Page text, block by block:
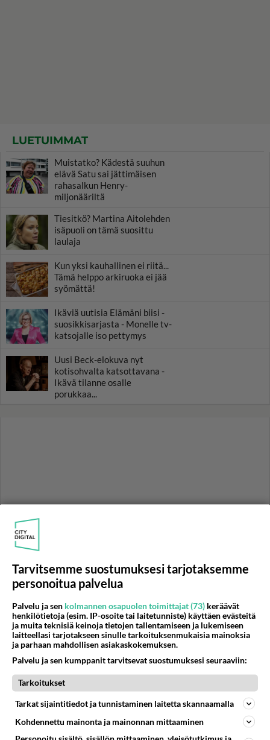
LUETUIMMAT
Muistatko? Kädestä suuhun
elävä Satu sai jättimäisen
rahasalkun Henry-
miljonääriltä
Tiesitkö? Martina Aitolehden
isäpuoli on tämä suosittu
laulaja
Kun yksi kauhallinen ei riitä...
Tämä helppo arkiruoka ei jää
syömättä!
Ikäviä uutisia Elämäni biisi -
suosikkisarjasta - Monelle tv-
katsojalle iso pettymys
Uusi Beck-elokuva nyt
kotisohvalta katsottavana -
Ikävä tilanne osalle
porukkaa...
RESEPTIT
Kimchi on kiinankaalista
hapatettu korealainen ruoka.
nopeasti joko uunissa tai
grillissä.
Tarvitsemme suostumuksesi tarjotaksemme
personoitua palvelua
Palvelu ja sen kolmannen osapuolen toimittajat (73) keräävät
henkilötietoja (esim. IP-osoite tai laitetunniste) käyttäen evästeitä
ja muita teknisiä keinoja tietojen tallentamiseen ja lukemiseen
laitteellasi tarjotakseen sinulle tarkoituksenmukaisia mainoksia
ja parhaan mahdollisen asiakaskokemuksen.
Palvelu ja sen kumppanit tarvitsevat suostumuksesi seuraaviin:
Tarkoitukset
Tarkat sijaintitiedot ja tunnistaminen laitetta skannaamalla
Kohdennettu mainonta ja mainonnan mittaaminen